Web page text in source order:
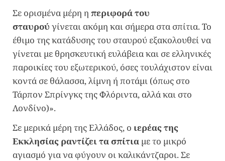
Σε ορισμένα μέρη η περιφορά του
σταυρού γίνεται ακόμη και σήμερα στα σπίτια. Το
έθιμο της κατάδυσης του σταυρού εξακολουθεί να
γίνεται με θρησκευτική ευλάβεια και σε ελληνικές
παροικίες του εξωτερικού, όσες τουλάχιστον είναι
κοντά σε θάλασσα, λίμνη ή ποτάμι (όπως στο
Τάρπον Σπρίνγκς της Φλόριντα, αλλά και στο
Λονδίνο)».
Σε μερικά μέρη της Ελλάδος, ο ιερέας της
Εκκλησίας ραντίζει τα σπίτια με το μικρό
αγιασμό για να φύγουν οι καλικάντζαροι. Σε